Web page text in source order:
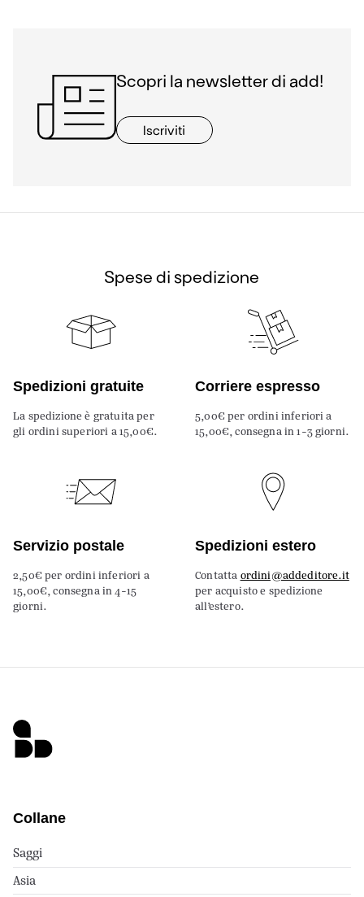
Scopri la newsletter di add!
Iscriviti
Spese di spedizione
Spedizioni gratuite
La spedizione è gratuita per
gli ordini superiori a 15,00€.
Corriere espresso
5,00€ per ordini inferiori a
15,00€, consegna in 1-3 giorni.
Servizio postale
2,50€ per ordini inferiori a
15,00€, consegna in 4-15
giorni.
Spedizioni estero
Contatta ordini@addeditore.it
per acquisto e spedizione
all’estero.
Collane
Saggi
Asia